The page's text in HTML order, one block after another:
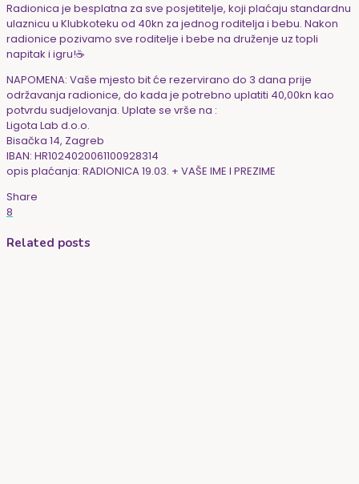
Radionica je besplatna za sve posjetitelje, koji plaćaju standardnu
ulaznicu u Klubkoteku od 40kn za jednog roditelja i bebu. Nakon
radionice pozivamo sve roditelje i bebe na druženje uz topli
napitak i igru!☕️
NAPOMENA: Vaše mjesto bit će rezervirano do 3 dana prije
održavanja radionice, do kada je potrebno uplatiti 40,00kn kao
potvrdu sudjelovanja. Uplate se vrše na :
Ligota Lab d.o.o.
Bisačka 14, Zagreb
IBAN: HR1024020061100928314
opis plaćanja: RADIONICA 19.03. + VAŠE IME I PREZIME
Share
8
Related posts